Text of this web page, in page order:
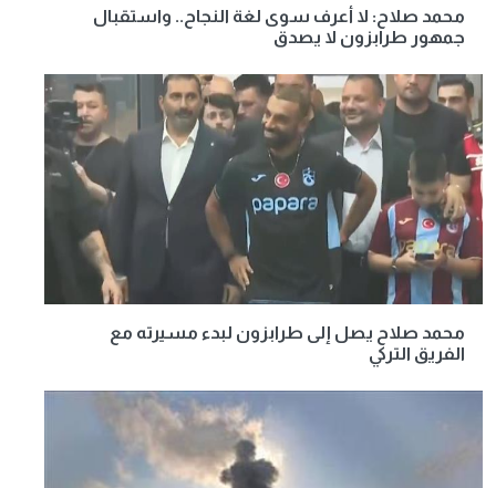
محمد صلاح: لا أعرف سوى لغة النجاح.. واستقبال
جمهور طرابزون لا يصدق
محمد صلاح يصل إلى طرابزون لبدء مسيرته مع
الفريق التركي